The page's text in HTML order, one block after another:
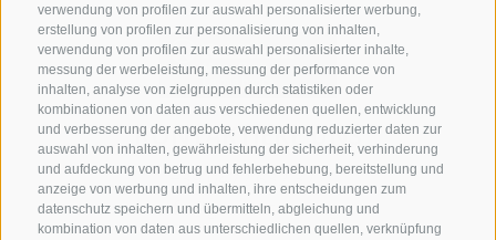
verwendung von profilen zur auswahl personalisierter werbung,
erstellung von profilen zur personalisierung von inhalten,
verwendung von profilen zur auswahl personalisierter inhalte,
messung der werbeleistung, messung der performance von
inhalten, analyse von zielgruppen durch statistiken oder
kombinationen von daten aus verschiedenen quellen, entwicklung
und verbesserung der angebote, verwendung reduzierter daten zur
auswahl von inhalten, gewährleistung der sicherheit, verhinderung
und aufdeckung von betrug und fehlerbehebung, bereitstellung und
anzeige von werbung und inhalten, ihre entscheidungen zum
datenschutz speichern und übermitteln, abgleichung und
kombination von daten aus unterschiedlichen quellen, verknüpfung
KONTAKTIERE UNS
+39 0472 632 372
info@gossensass.org